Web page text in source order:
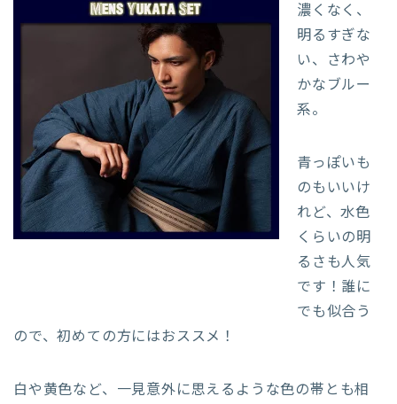
濃くなく、
明るすぎな
い、さわや
かなブルー
系。
青っぽいも
のもいいけ
れど、水色
くらいの明
るさも人気
です！誰に
でも似合う
ので、初めての方にはおススメ！
白や黄色など、一見意外に思えるような色の帯とも相